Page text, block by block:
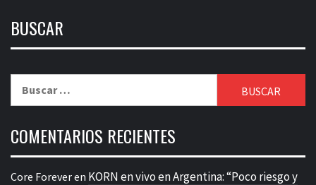
BUSCAR
COMENTARIOS RECIENTES
Core Foreveren KORN en vivo en Argentina: “Poco riesgo y